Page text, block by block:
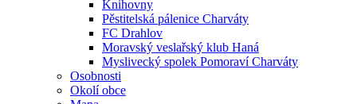
Knihovny
Pěstitelská pálenice Charváty
FC Drahlov
Moravský veslařský klub Haná
Myslivecký spolek Pomoraví Charváty
Osobnosti
Okolí obce